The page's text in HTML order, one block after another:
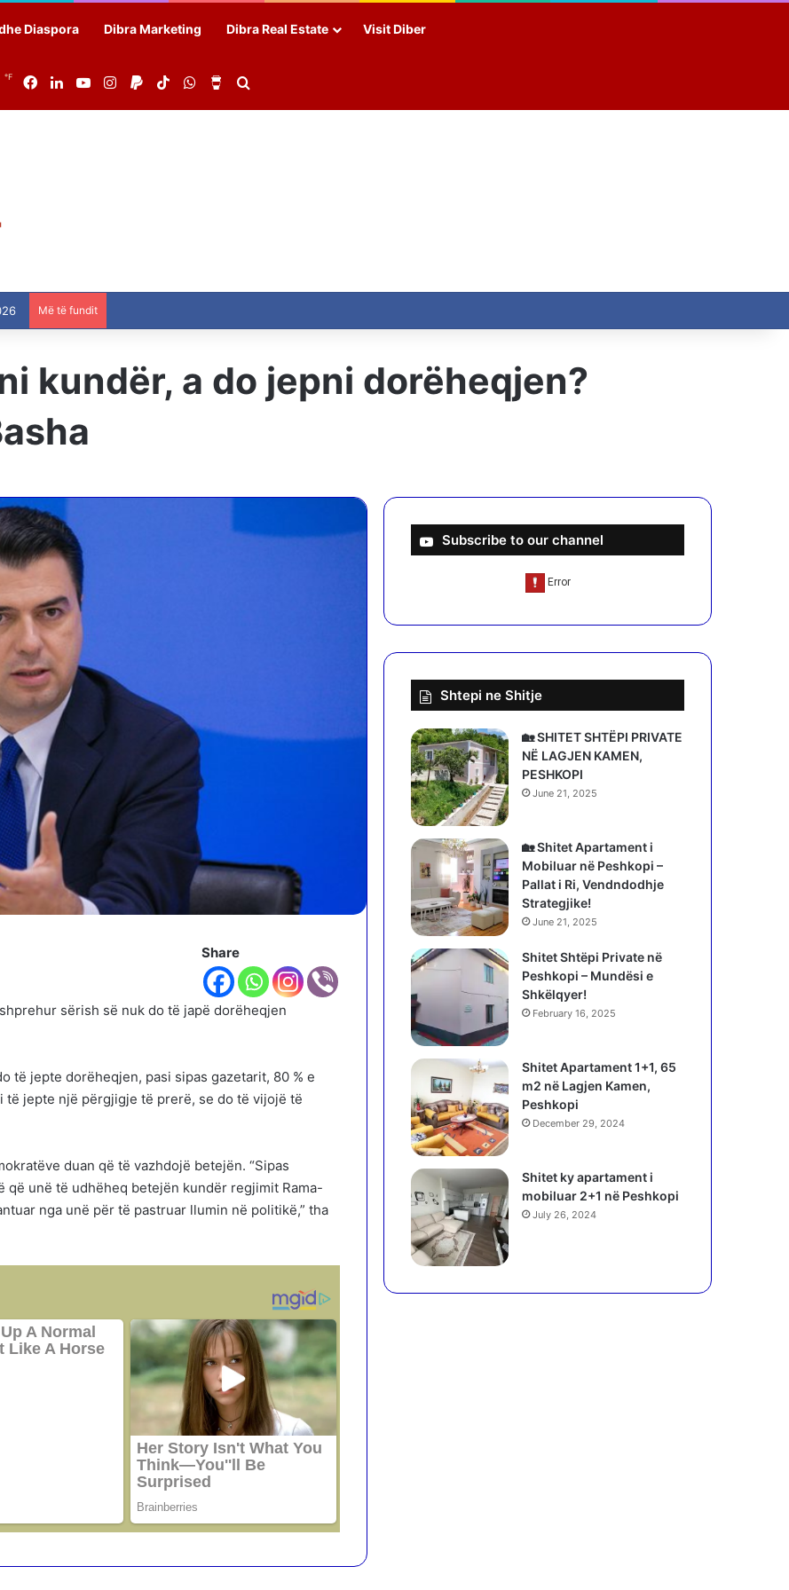
Diaspora Dibra Marketing Dibra Real Estate Visit Diber
℉ FacebookLinkedInYouTubeInstagram
PaypalTikTokWhatsAppBuy Me a Coffee
Më të fundit
kundër, a do jepni dorëheqjen?
Share
sërish së nuk do të japë dorëheqjen
të jepte dorëheqjen, pasi sipas gazetarit, 80 % e
të jepte një përgjigje të prerë, se do të vijojë të
duan që të vazhdojë betejën. “Sipas
që unë të udhëheq betejën kundër regjimit Rama-
nga unë për të pastruar llumin në politikë,” tha
Subscribe to our channel
Shtepi ne Shitje
🏡 SHITET SHTËPI PRIVATE
NË LAGJEN KAMEN,
PESHKOPI
June 21, 2025
🏡 Shitet Apartament i
Mobiluar në Peshkopi –
Pallat i Ri, Vendndodhje
Strategjike!
June 21, 2025
Shitet Shtëpi Private në
Peshkopi – Mundësi e
Shkëlqyer!
February 16, 2025
Shitet Apartament 1+1, 65
m2 në Lagjen Kamen,
Peshkopi
December 29, 2024
Shitet ky apartament i
mobiluar 2+1 në Peshkopi
July 26, 2024